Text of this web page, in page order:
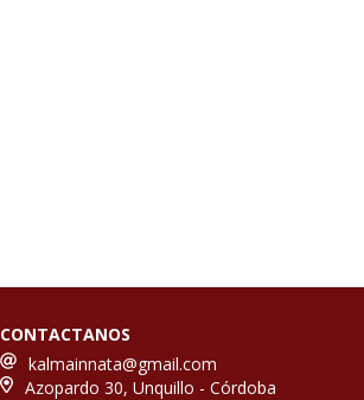
CONTACTANOS
kalmainnata@gmail.com
Azopardo 30, Unquillo - Córdoba